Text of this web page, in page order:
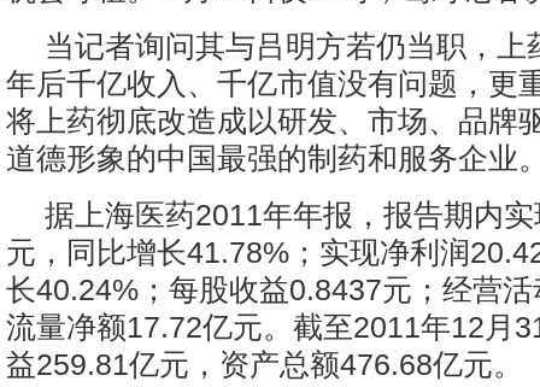
当记者询问其与吕明方若仍当职，上
年后千亿收入、千亿市值没有问题，更
将上药彻底改造成以研发、市场、品牌
道德形象的中国最强的制药和服务企业
据上海医药2011年年报，报告期内
元，同比增长41.78%；实现净利润
长40.24%；每股收益0.8437元；经营
流量净额17.72亿元。截至2011年12月
益259.81亿元，资产总额476.68亿元。